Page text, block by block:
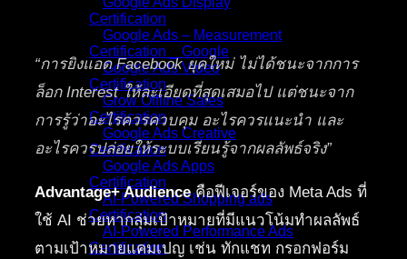
Certification
Google Ads – Measurement
Certification _ Google
Google Ads Video
Certification
Grow Offline Sales
Certification
Google Ads Creative
Certification
Google Ads Apps
Certification
AI-Powered Shopping ads
Certification
AI-Powered Performance Ads
Certification
“การยิงแอด Facebook ยุคใหม่ ไม่ได้ชนะจากการ
ล็อก Interest ให้ละเอียดที่สุดเสมอไป แต่ชนะจาก
การรู้ว่าอะไรควรควบคุม อะไรควรแนะนำ และ
อะไรควรปล่อยให้ระบบเรียนรู้จากผลลัพธ์จริง”
Advantage+ Audienceคือฟีเจอร์ของ Meta Ads ที่
ใช้ AI ช่วยหากลุ่มเป้าหมายที่มีแนวโน้มทำผลลัพธ์
ตามเป้าหมายแคมเปญ เช่น ทักแชท กรอกฟอร์ม